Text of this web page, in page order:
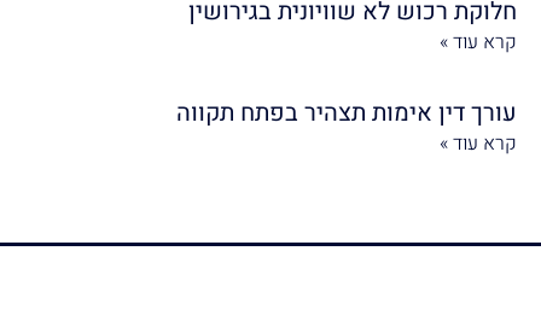
חלוקת רכוש לא שוויונית בגירושין
קרא עוד »
עורך דין אימות תצהיר בפתח תקווה
קרא עוד »